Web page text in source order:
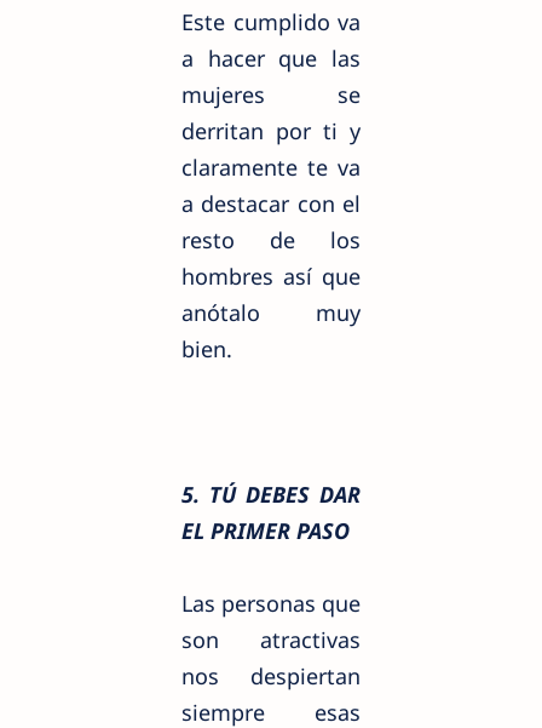
Este cumplido va
a hacer que las
mujeres se
derritan por ti y
claramente te va
a destacar con el
resto de los
hombres así que
anótalo muy
bien.
5. TÚ DEBES DAR
EL PRIMER PASO
Las personas que
son atractivas
nos despiertan
siempre esas